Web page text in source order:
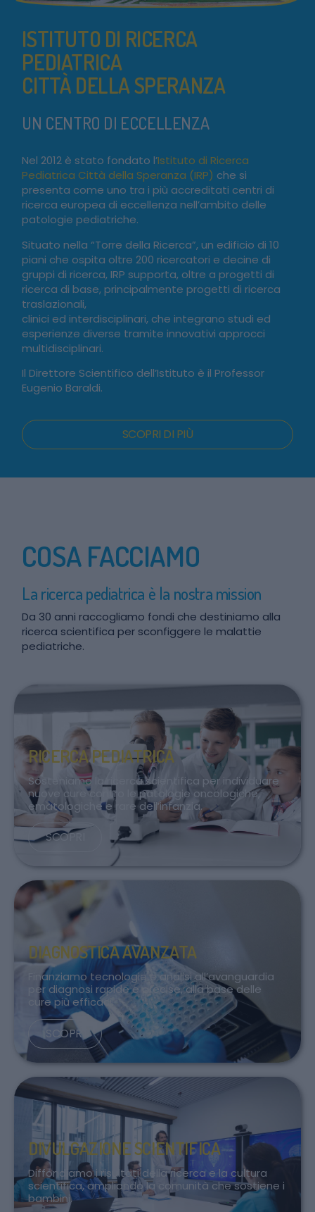
ISTITUTO DI RICERCA
PEDIATRICA
CITTÀ DELLA SPERANZA
UN CENTRO DI ECCELLENZA
Nel 2012 è stato fondato l’Istituto di Ricerca
Pediatrica Città della Speranza (IRP) che si
presenta come uno tra i più accreditati centri di
ricerca europea di eccellenza nell’ambito delle
patologie pediatriche.
Situato nella “Torre della Ricerca”, un edificio di 10
piani che ospita oltre 200 ricercatori e decine di
gruppi di ricerca, IRP supporta, oltre a progetti di
ricerca di base, principalmente progetti di ricerca
traslazionali,
clinici ed interdisciplinari, che integrano studi ed
esperienze diverse tramite innovativi approcci
multidisciplinari.
Il Direttore Scientifico dell’Istituto è il Professor
Eugenio Baraldi.
SCOPRI DI PIÙ
COSA FACCIAMO
La ricerca pediatrica è la nostra mission
Da 30 anni raccogliamo fondi che destiniamo alla
ricerca scientifica per sconfiggere le malattie
pediatriche.
RICERCA PEDIATRICA
Sosteniamo la ricerca scientifica per individuare
nuove cure contro le patologie oncologiche,
ematologiche e rare dell’infanzia.
SCOPRI
DIAGNOSTICA AVANZATA
Finanziamo tecnologie e analisi all’avanguardia
per diagnosi rapide e precise, alla base delle
cure più efficaci.
SCOPRI
DIVULGAZIONE SCIENTIFICA
Diffondiamo i risultati della ricerca e la cultura
scientifica, ampliando la comunità che sostiene i
bambini.